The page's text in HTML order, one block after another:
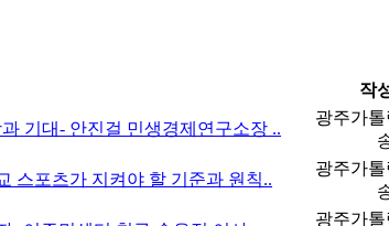
작
기대- 안진걸 민생경제연구소장 ..
광주가
스포츠가 지켜야 할 기준과 원칙..
광주가
광주가